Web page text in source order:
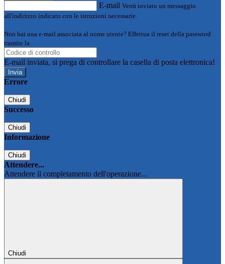
E-mail Verrà inviato un messaggio
all'indirizzo indicato con le istruzioni necessarie.
Non hai una e-mail associata al nome utente? Effettua il reset della password
tramite la
E-mail inviata, si prega di controllare la casella di posta elettronica!
Errore
Chiudi
Successo
Chiudi
Informazione
Chiudi
Attendere...
Attendere il completamento dell'operazione...
Chiudi